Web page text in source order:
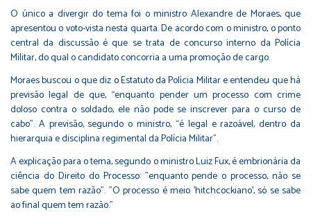
O único a divergir do tema foi o ministro Alexandre de Moraes, que
apresentou o voto-vista nesta quarta. De acordo com o ministro, o ponto
central da discussão é que se trata de concurso interno da Polícia
Militar, do qual o candidato concorria a uma promoção de cargo.
Moraes buscou o que diz o Estatuto da Polícia Militar e entendeu que há
previsão legal de que, “enquanto pender um processo com crime
doloso contra o soldado, ele não pode se inscrever para o curso de
cabo”. A previsão, segundo o ministro, “é legal e razoável, dentro da
hierarquia e disciplina regimental da Polícia Militar”.
A explicação para o tema, segundo o ministro Luiz Fux, é embrionária da
ciência do Direito do Processo: "enquanto pende o processo, não se
sabe quem tem razão". "O processo é meio 'hitchcockiano', só se sabe
ao final quem tem razão."